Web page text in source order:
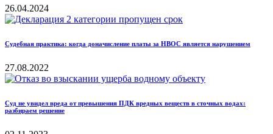
26.04.2024
Судебная практика: когда доначисление платы за НВОС является нарушением
27.08.2022
Суд не увидел вреда от превышения ПДК вредных веществ в сточных водах:
разбираем решение